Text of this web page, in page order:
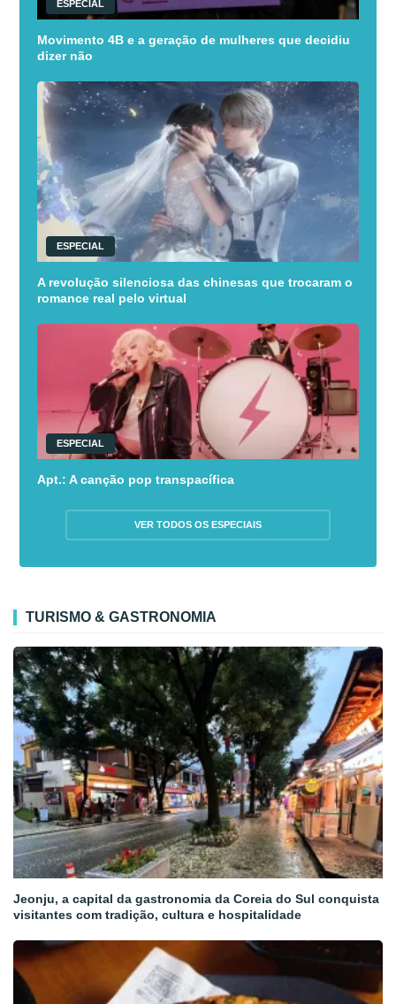
ESPECIAL
Movimento 4B e a geração de mulheres que decidiu
dizer não
ESPECIAL
A revolução silenciosa das chinesas que trocaram o
romance real pelo virtual
ESPECIAL
Apt.: A canção pop transpacífica
VER TODOS OS ESPECIAIS
TURISMO & GASTRONOMIA
Jeonju, a capital da gastronomia da Coreia do Sul conquista
visitantes com tradição, cultura e hospitalidade